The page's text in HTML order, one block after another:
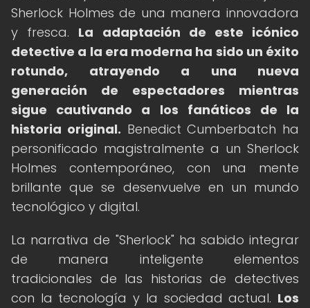
Sherlock Holmes de una manera innovadora
y fresca. La adaptación de este icónico
detective a la era moderna ha sido un éxito
rotundo, atrayendo a una nueva
generación de espectadores mientras
sigue cautivando a los fanáticos de la
historia original. Benedict Cumberbatch ha
personificado magistralmente a un Sherlock
Holmes contemporáneo, con una mente
brillante que se desenvuelve en un mundo
tecnológico y digital.
La narrativa de "Sherlock" ha sabido integrar
de manera inteligente elementos
tradicionales de las historias de detectives
con la tecnología y la sociedad actual. Los